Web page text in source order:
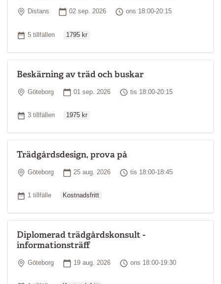
Plats
Distans Startdatum
02 sep. 2026 Tid
ons 18:00-20:15
Antal tillfällen
5 tillfällen 1795 kr
Beskärning av träd och buskar
Plats
Göteborg Startdatum
01 sep. 2026 Tid
tis 18:00-20:15
Antal tillfällen
3 tillfällen 1975 kr
Trädgårdsdesign, prova på
Plats
Göteborg Startdatum
25 aug. 2026 Tid
tis 18:00-18:45
Antal tillfällen
1 tillfälle Kostnadsfritt
Diplomerad trädgårdskonsult -
informationsträff
Plats
Göteborg Startdatum
19 aug. 2026 Tid
ons 18:00-19:30